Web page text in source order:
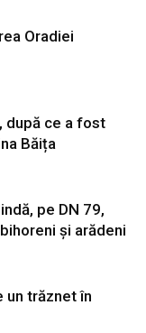
Oradiei
după ce a fost
Băița
pe DN 79,
și arădeni
un trăznet în